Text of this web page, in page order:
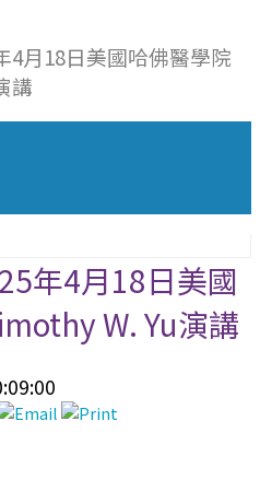
4月18日美國哈佛醫學院
講
年4月18日美國
W. Yu演講